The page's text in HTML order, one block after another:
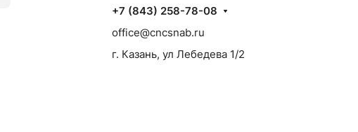
+7 (843) 258-78-08
office@cncsnab.ru
г. Казань, ул Лебедева 1/2